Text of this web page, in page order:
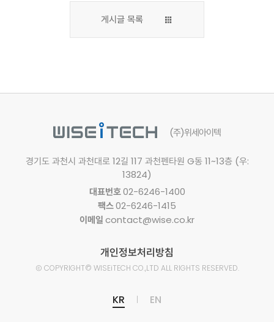
게시글 목록
(주)위세아이텍
경기도 과천시 과천대로 12길 117 과천펜타원 G동 11~13층 (우:
13824)
대표번호02-6246-1400
팩스02-6246-1415
이메일contact@wise.co.kr
개인정보처리방침
Ⓒ COPYRIGHT© WISEiTECH CO.,LTD ALL RIGHTS RESERVED.
KR EN